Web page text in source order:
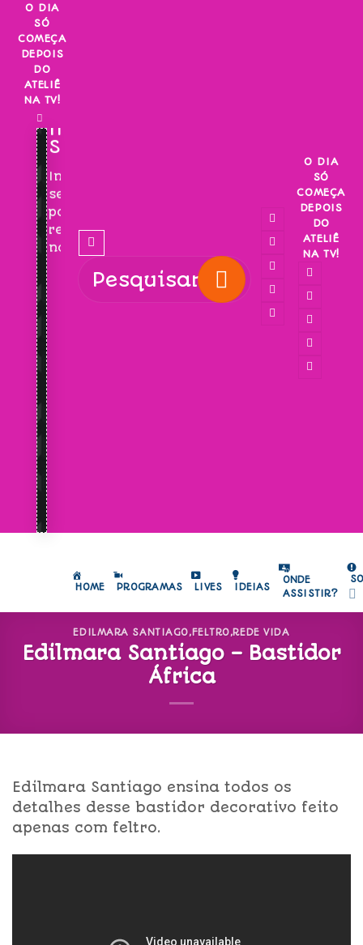
Skip
content
O DIA
SÓ
COMEÇA
DEPOIS
DO
ATELIÊ
NA TV!
INSCREVA-
SE!
Inscreva-
se
para
receber
novidades!
O DIA
SÓ
COMEÇA
DEPOIS
DO
ATELIÊ
NA TV!
HOME PROGRAMAS LIVES IDEIAS
ONDE
ASSISTIR?
EDILMARA SANTIAGO,FELTRO,REDE VIDA
Edilmara Santiago – Bastidor
África
Edilmara Santiago ensina todos os
detalhes desse bastidor decorativo feito
apenas com feltro.